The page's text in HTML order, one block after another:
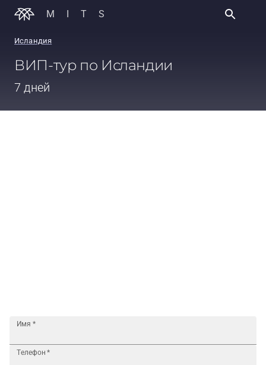
MITS
Исландия
ВИП-тур по Исландии
7 дней
Имя *
Телефон *